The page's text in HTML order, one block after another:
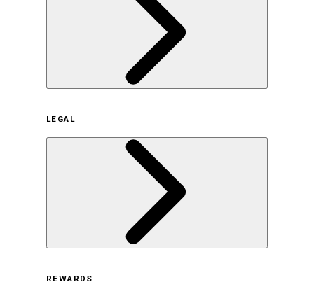
サステナビリティの取り組み（日本）
サステナビリティの取り組み（米国/英語）
ヒストリー
採用情報
LEGAL
REWARDS